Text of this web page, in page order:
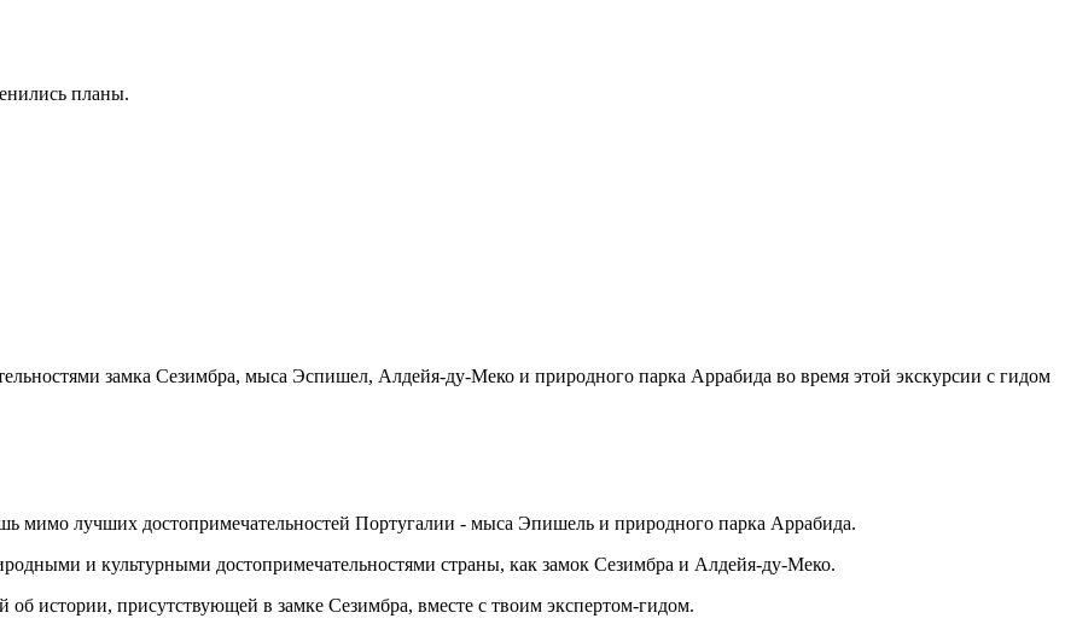
планы.
замка Сезимбра, мыса Эспишел, Алдейя-ду-Меко и природного парка Аррабида во время этой экскурсии с гидом
мимо лучших достопримечательностей Португалии - мыса Эпишель и природного парка Аррабида.
и культурными достопримечательностями страны, как замок Сезимбра и Алдейя-ду-Меко.
истории, присутствующей в замке Сезимбра, вместе с твоим экспертом-гидом.